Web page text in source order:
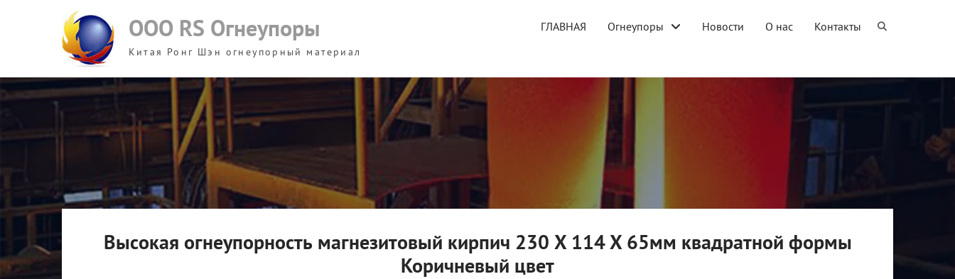
ООО RS Огнеупоры
Китая Ронг Шэн огнеупорный материал
ГЛАВНАЯ Огнеупоры Новости О нас Контакты
Высокая огнеупорность магнезитовый кирпич 230 X 114 X 65мм квадратной формы
Коричневый цвет